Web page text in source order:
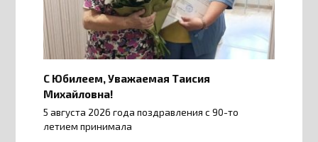
С Юбилеем, Уважаемая Таисия
Михайловна!
5 августа 2026 года поздравления с 90-то
летием принимала